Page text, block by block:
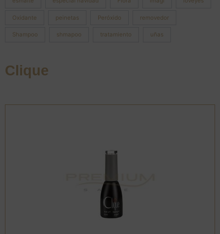
Oxidante peinetas Peróxido removedor
Shampoo shmapoo tratamiento uñas
Clique